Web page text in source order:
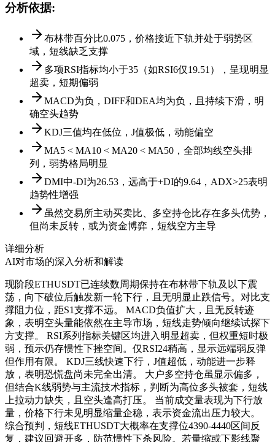
分析依据:
布林带百分比0.075，价格接近下轨并处于弱势区
域，短线缺乏支撑
多项RSI指标均小于35（如RSI6仅19.51），呈现明显
超卖，短期偏弱
MACD为负，DIFF和DEA均为负，且持续下滑，明
确空头趋势
KDJ三值均在低位，J值极低，动能偏空
MA5 < MA10 < MA20 < MA50，全部均线空头排
列，弱势格局明显
DMI中-DI为26.53，远高于+DI的9.64，ADX>25表明
趋势性增强
虽然交易所主动买卖比、多空持仓比存在多头优势，
但尚未反转，或为资金博弈，短线空方主导
详细分析
AI对市场的深入分析和解读
现阶段ETHUSDT已连续数周期保持在布林带下轨及以下震
荡，向下破位后触发新一轮下行，且无明显止跌信号。对比支
撑阻力位，距S1支撑不远。 MACD负值扩大，且无反转迹
象，表明空头量能依然在主导市场，短线走势倾向继续试探下
方支撑。 RSI系列指标关键区均进入明显超卖，但权重短时极
弱，预示仍存惯性下挫空间。仅RSI24稍高，显示远端弱反弹
但作用有限。 KDJ三线快速下行，J值超低，动能进一步释
放，表明恐慌盘尚未完全出清。 大户多空持仓虽显示偏多，
但结合K线弱势与主流技术指标，判断为高位多头被套，短线
上拉动力缺失，且空头逢高打压。 当前成交量表现为下行放
量，价格下行未见明显缩量企稳，表示资金流出压力较大。
综合预判，短线ETHUSDT大概率在支撑位4390-4440区间反
复，建议回避开多，防范惯性下杀风险。若量缩或下影线聚